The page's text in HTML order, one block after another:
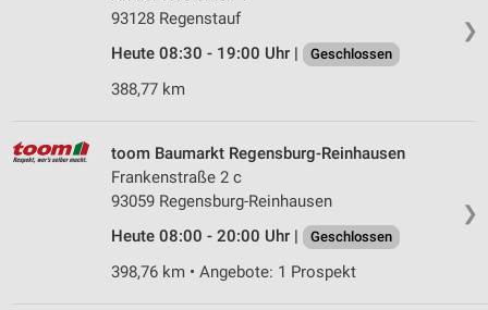
❯
93128 Regenstauf
Heute 08:30 - 19:00 Uhr |
Geschlossen
388,77 km
❯
toom Baumarkt Regensburg-Reinhausen
Frankenstraße 2 c
93059 Regensburg-Reinhausen
Heute 08:00 - 20:00 Uhr |
Geschlossen
398,76 km • Angebote: 1 Prospekt
Werbeanzeigen
Erstellung von Profilen für personalisierte
personalisierter Werbung
Erstellung von Profilen zur Personalisierung
von Inhalten
Verwendung von Profilen zur Auswahl
personalisierter Inhalte